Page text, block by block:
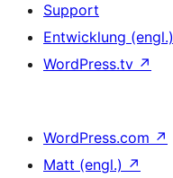
Support
Entwicklung (engl.)
WordPress.tv ↗
WordPress.com ↗
Matt (engl.) ↗